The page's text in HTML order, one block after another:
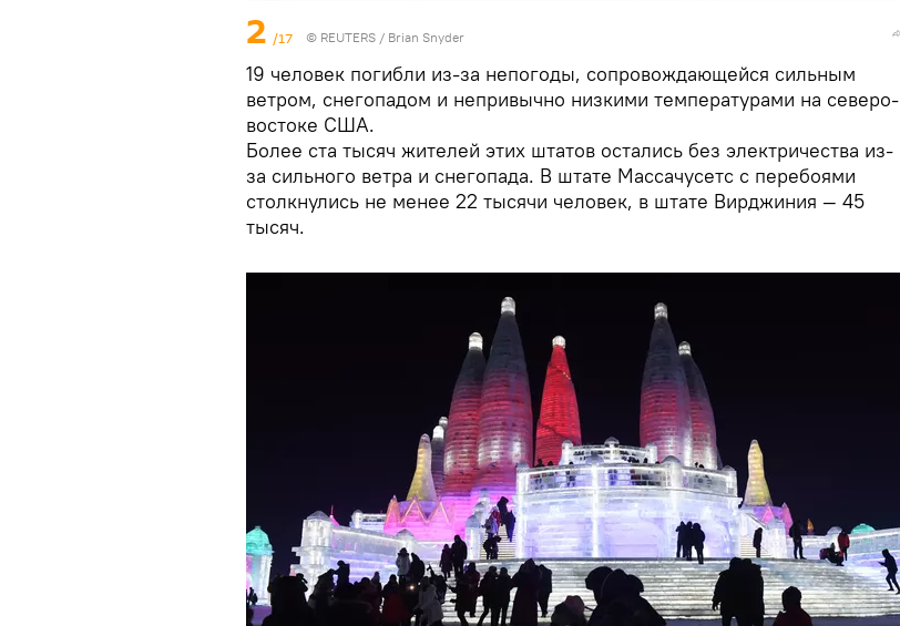
2 /17 © REUTERS / Brian Snyder
19 человек погибли из-за непогоды, сопровождающейся сильным
ветром, снегопадом и непривычно низкими температурами на северо-
востоке США.
Более ста тысяч жителей этих штатов остались без электричества из-
за сильного ветра и снегопада. В штате Массачусетс с перебоями
столкнулись не менее 22 тысячи человек, в штате Вирджиния — 45
тысяч.